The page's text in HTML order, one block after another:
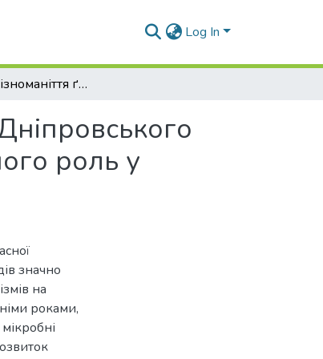
Log In
Мікробне різноманіття ґрунту в Ботанічному саду Дніпровського національного університету ім. Олеся Гончара та його роль у ґрунтоутворенні
роль у
значно
на
роками,